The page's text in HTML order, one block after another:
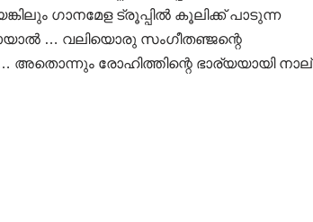
ഗാനമേള ട്രൂപ്പിൽ കൂലിക്ക് പാടുന്ന
… വലിയൊരു സംഗീതഞ്ജന്റെ
… അതൊന്നും രോഹിത്തിന്റെ ഭാര്യയായി നാല്